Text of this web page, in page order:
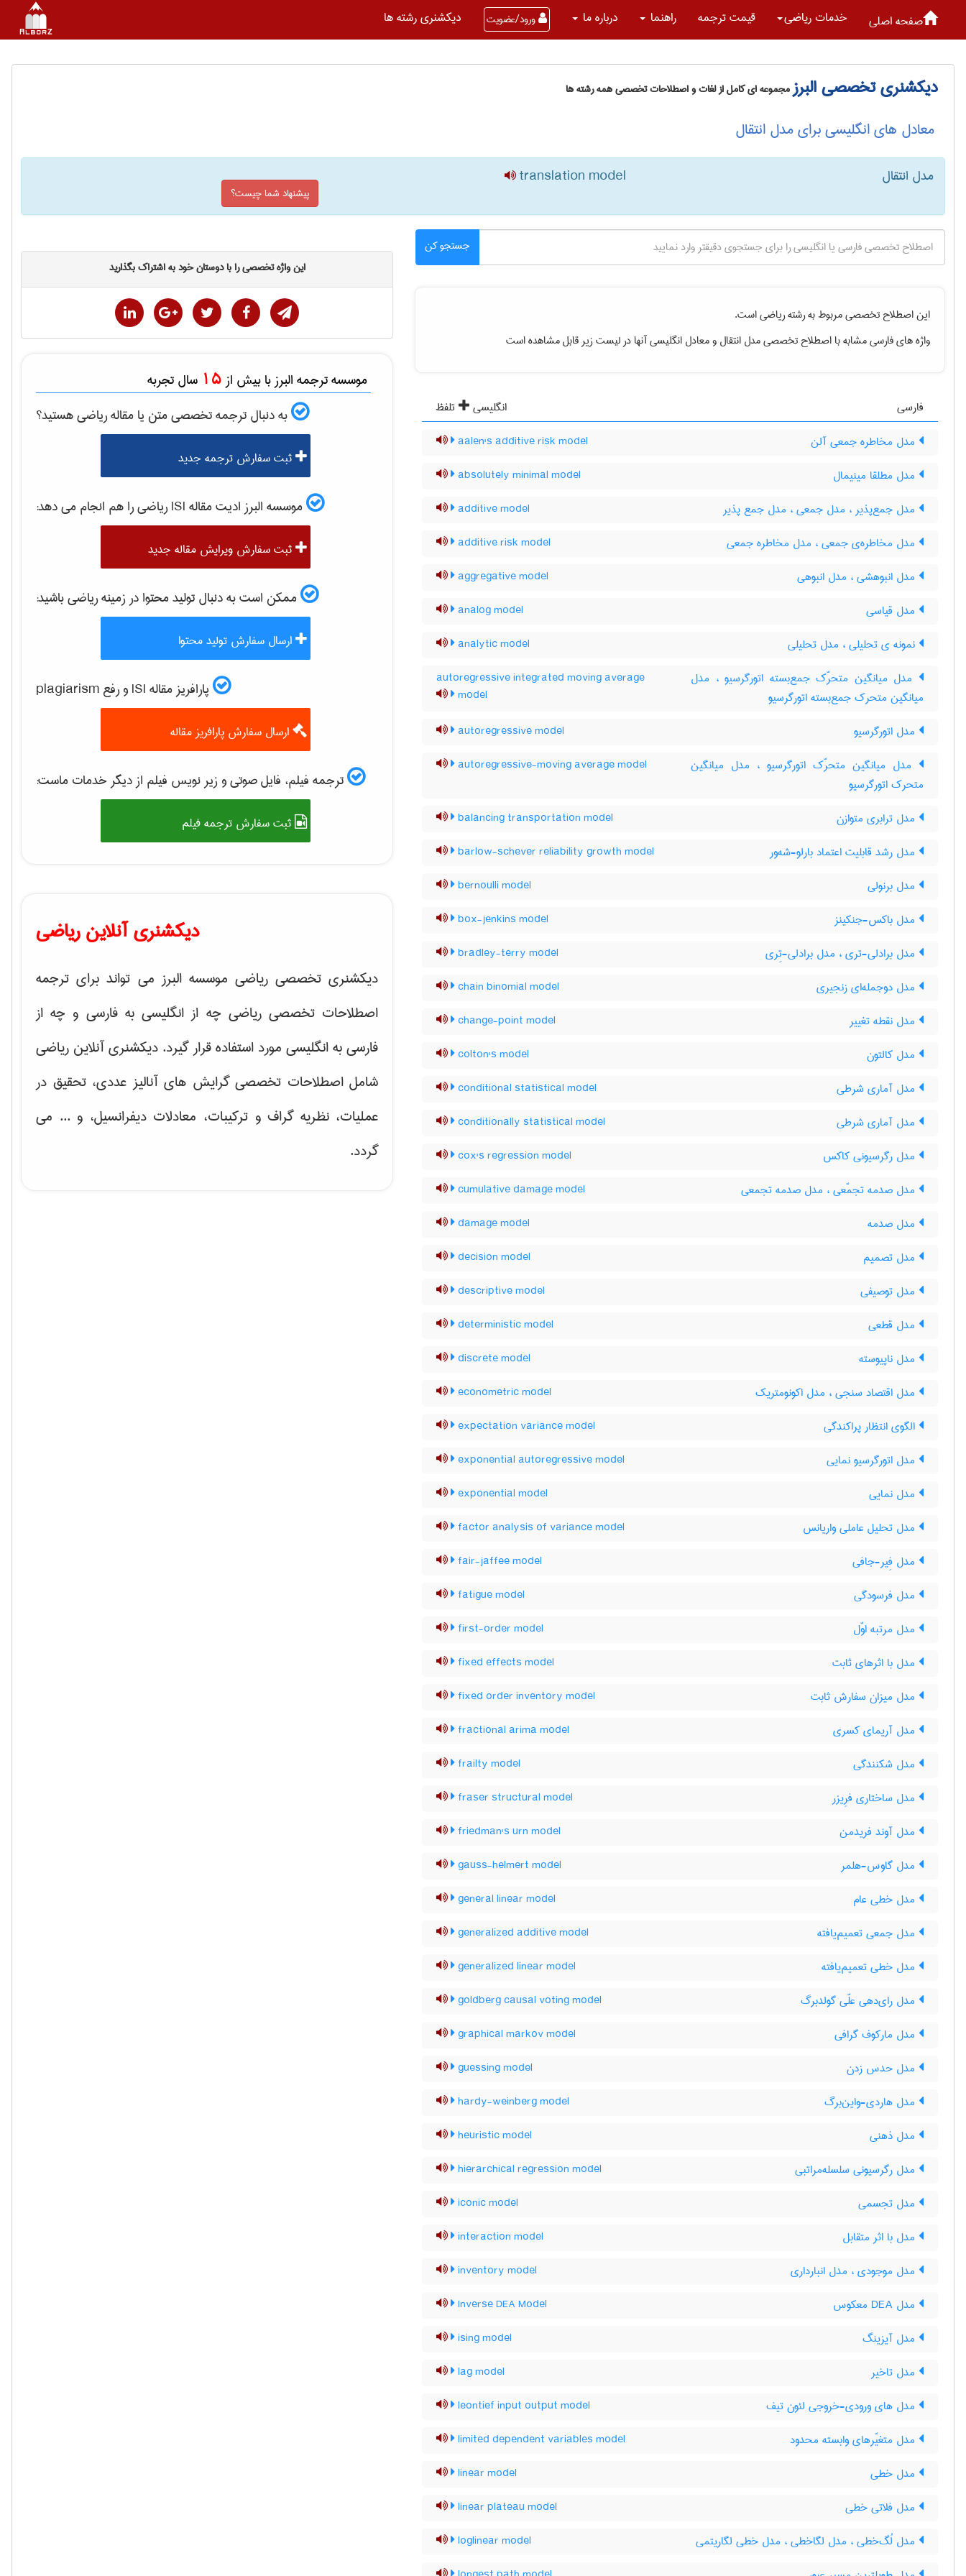
صفحه اصلی خدمات رياضی قیمت ترجمه راهنما درباره ما ورود/عضویت دیکشنری رشته ها
دیکشنری تخصصی البرزمجموعه ای کامل از لغات و اصطلاحات تخصصی همه رشته ها
معادل های انگلیسی برای مدل انتقال
مدل انتقال translation model
پیشنهاد شما چیست؟
جستجو کن
این اصطلاح تخصصی مربوط به رشتهرياضیاست.
واژه های فارسی مشابه با اصطلاح تخصصیمدل انتقالو معادل انگلیسی آنها در لیست زیر قابل مشاهده است
فارسی انگلیسی
تلفظ
مدل مخاطره جمعی آلن
aalen's additive risk model
مدل مطلقا مینیمال absolutely minimal model
مدل جمع‌پذیر ، ‌مدل جمعی ، مدل جمع پذیر additive model
مدل مخاطره‌ی جمعی ، مدل مخاطره جمعی additive risk model
مدل انبوهشی ، مدل انبوهی aggregative model
مدل قیاسی analog model
نمونه ی تحلیلی ، مدل تحلیلی analytic model
مدل میانگین متحرّک جمع‌بسته اتورگرسیو ، مدل
میانگین متحرک جمع‌بسته اتورگرسیو
autoregressive integrated moving average
model
مدل اتورگرسیو autoregressive model
مدل میانگین متحرّک اتورگرسیو ، مدل میانگین
متحرک اتورگرسیو
autoregressive-moving average model
مدل ترابری متوازن balancing transportation model
مدل رشد قابلیت اعتماد بارلو-شه‌ور barlow-schever reliability growth model
مدل برنولی bernoulli model
مدل باکس-جنکینز box-jenkins model
مدل برادلی-تری ، مدل برادلی-تِری bradley-terry model
مدل دوجمله‌ای زنجیری chain binomial model
مدل نقطه تغییر change-point model
مدل کالتون colton's model
مدل آماری شرطی conditional statistical model
مدل آماری شرطی conditionally statistical model
مدل رگرسیونی کاکس cox's regression model
مدل صدمه تجمّعی ، مدل صدمه تجمعی cumulative damage model
مدل صدمه damage model
مدل تصمیم decision model
مدل توصیفی descriptive model
مدل قطعی deterministic model
مدل ناپیوسته discrete model
مدل اقتصاد سنجی ، مدل اکونومتریک econometric model
الگوی انتظار پراکندگی expectation variance model
مدل اتورگرسیو نمایی exponential autoregressive model
مدل نمایی exponential model
مدل تحلیل عاملی واریانس factor analysis of variance model
مدل فِیر-جافی fair-jaffee model
مدل فرسودگی fatigue model
مدل مرتبه اوّل first-order model
مدل با اثرهای ثابت fixed effects model
مدل میزان سفارش ثابت fixed order inventory model
مدل آریمای کسری fractional arima model
مدل شکنندگی frailty model
مدل ساختاری فرِیزر fraser structural model
مدل آوند فریدمن friedman's urn model
مدل گاوس-هلمر gauss-helmert model
مدل خطی عام general linear model
مدل جمعی تعمیم‌یافته generalized additive model
مدل خطی تعمیم‌یافته generalized linear model
مدل رای‌دهی علّی گولدبرگ goldberg causal voting model
مدل مارکوف گرافی graphical markov model
مدل حدس زدن guessing model
مدل هاردی-واین‌برگ hardy-weinberg model
مدل ذهنی heuristic model
مدل رگرسیونی سلسله‌مراتبی hierarchical regression model
مدل تجسمی iconic model
مدل با اثر متقابل interaction model
مدل موجودی ، مدل انبارداری inventory model
مدل DEA معکوس Inverse DEA Model
مدل آیزینگ ising model
مدل تاخیر lag model
مدل های ورودی-خروجی لئون تیف leontief input output model
مدل متغیّرهای وابسته محدود limited dependent variables model
مدل خطی linear model
مدل فلاتی خطی linear plateau model
مدل لُگ‌خطی ، مدل لگاخطی ، مدل خطی لگاریتمی loglinear model
این واژه تخصصی را با دوستان خود به اشتراک بگذارید
موسسه ترجمه البرز با بیش از 15 سال تجربه
به دنبال ترجمه تخصصی متن یا مقالهرياضیهستید؟
ثبت سفارش ترجمه جدید
موسسه البرز ادیت مقاله ISI رياضیرا هم انجام می دهد:
ثبت سفارش ویرایش مقاله جدید
ممکن است به دنبال تولید محتوا در زمینهرياضیباشید:
ارسال سفارش تولید محتوا
پارافریز مقاله ISI و رفع plagiarism
ارسال سفارش پارافریز مقاله
ترجمه فیلم، فایل صوتی و زیر نویس فیلم از دیگر خدمات ماست:
ثبت سفارش ترجمه فیلم
دیکشنری آنلاین ریاضی
دیکشنری تخصصی ریاضی موسسه البرز می تواند برای ترجمه
اصطلاحات تخصصی ریاضی چه از انگلیسی به فارسی و چه از
فارسی به انگلیسی مورد استفاده قرار گیرد. دیکشنری آنلاین ریاضی
شامل اصطلاحات تخصصی گرایش هایآنالیز عددی، تحقیق در
عملیات، نظریه گراف و تركیبات، معادلات دیفرانسیل، و ... می
گردد.